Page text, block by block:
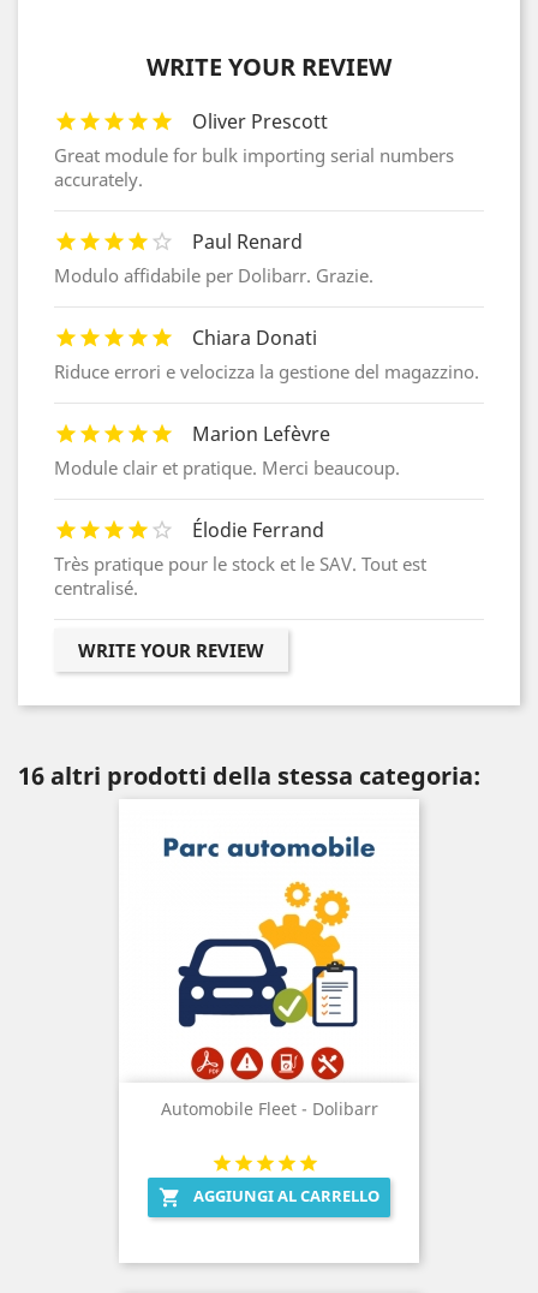
WRITE YOUR REVIEW
Oliver Prescott
Great module for bulk importing serial numbers
accurately.
Paul Renard
Modulo affidabile per Dolibarr. Grazie.
Chiara Donati
Riduce errori e velocizza la gestione del magazzino.
Marion Lefèvre
Module clair et pratique. Merci beaucoup.
Élodie Ferrand
Très pratique pour le stock et le SAV. Tout est
centralisé.
WRITE YOUR REVIEW
16 altri prodotti della stessa categoria:
Automobile Fleet - Dolibarr
 AGGIUNGI AL CARRELLO